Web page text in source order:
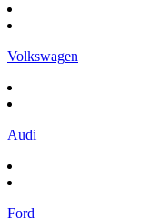
Volkswagen
Audi
Ford